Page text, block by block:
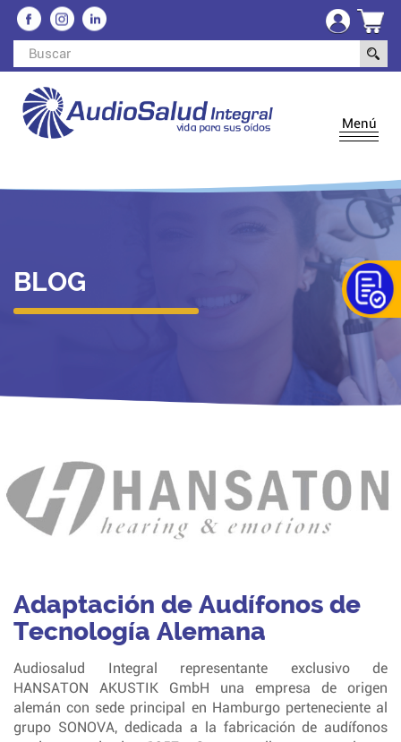
Menú
BLOG
Adaptación de Audífonos de
Tecnología Alemana
Audiosalud Integral representante exclusivo de
HANSATON AKUSTIK GmbH una empresa de origen
alemán con sede principal en Hamburgo perteneciente al
grupo SONOVA, dedicada a la fabricación de audífonos